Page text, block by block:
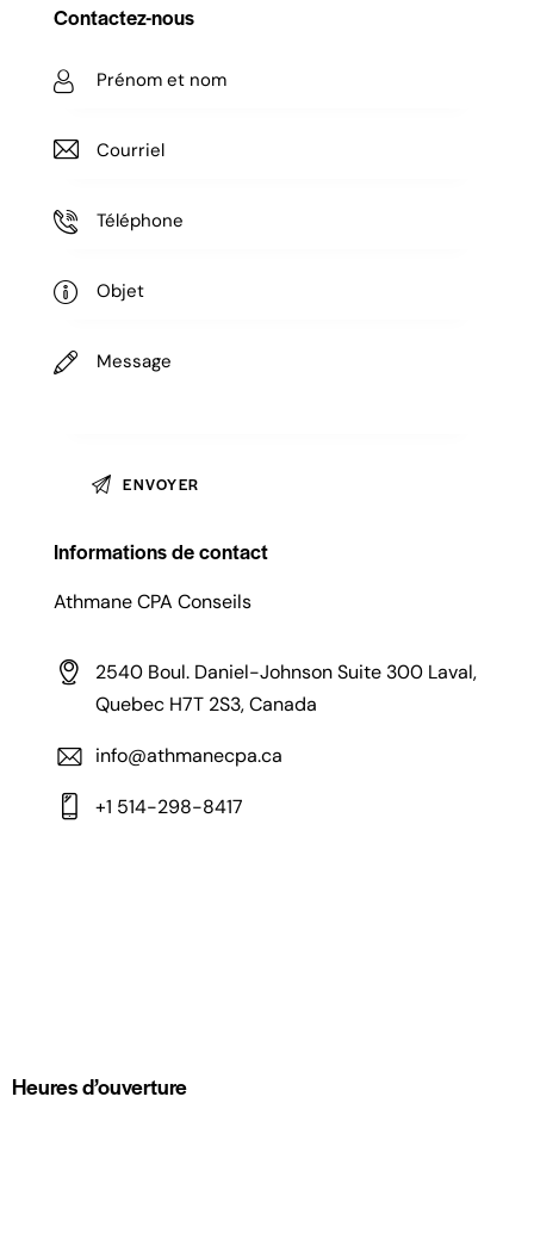
Contactez-nous
Informations de contact
Athmane CPA Conseils
2540 Boul. Daniel-Johnson Suite 300 Laval,
Quebec H7T 2S3, Canada
info@athmanecpa.ca
+1 514-298-8417
Heures d’ouverture